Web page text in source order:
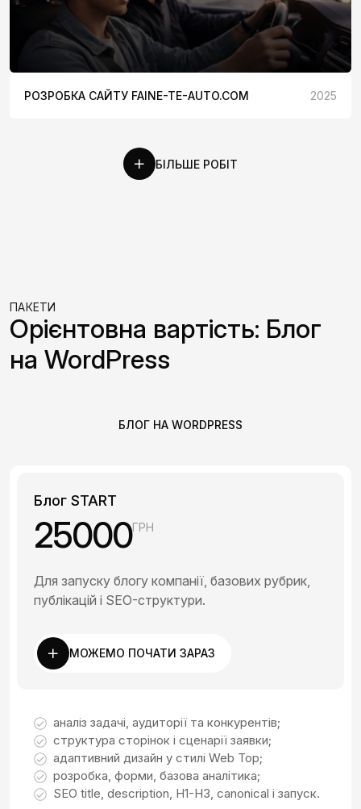
РОЗРОБКА САЙТУ FAINE-TE-AUTO.COM 2025
БІЛЬШЕ РОБІТ
ПАКЕТИ
Орієнтовна вартість: Блог
на WordPress
БЛОГ НА WORDPRESS
Блог START
25000ГРН
Для запуску блогу компанії, базових рубрик,
публікацій і SEO-структури.
МОЖЕМО ПОЧАТИ ЗАРАЗ
аналіз задачі, аудиторії та конкурентів;
структура сторінок і сценарії заявки;
адаптивний дизайн у стилі Web Top;
розробка, форми, базова аналітика;
SEO title, description, H1-H3, canonical і запуск.